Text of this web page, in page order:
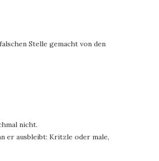
Stelle gemacht von den
nicht.
er ausbleibt: Kritzle oder male,